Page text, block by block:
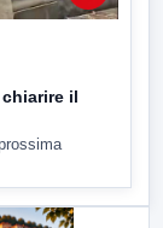
il